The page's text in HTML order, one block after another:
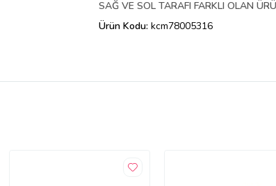
SAĞ VE SOL TARAFI FARKLI OLAN
Ürün Kodu: kcm78005316